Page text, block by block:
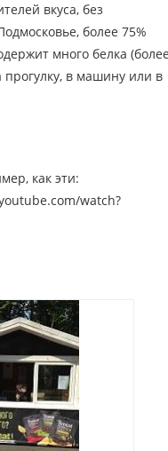
вкуса, без
более 75%
много белка
прогулку, в машину или в
как эти:
watch?